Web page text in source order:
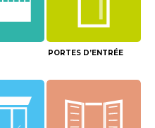
PORTES D’ENTRÉE